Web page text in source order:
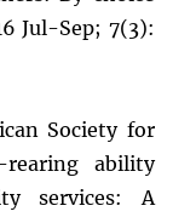
Jul-Sep; 7(3):
Society for
rearing ability
services: A